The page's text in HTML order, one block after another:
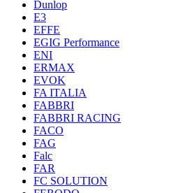
Dunlop
E3
EFFE
EGIG Performance
ENI
ERMAX
EVOK
FA ITALIA
FABBRI
FABBRI RACING
FACO
FAG
Falc
FAR
FC SOLUTION